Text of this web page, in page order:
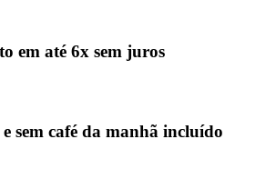
em até 6x sem juros
sem café da manhã incluído